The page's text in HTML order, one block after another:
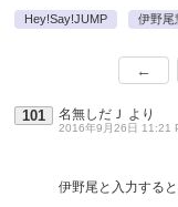
Hey!Say!JUMP 伊野尾
←
101 名無しだＪ より
2016年9月26日 11:21
伊野尾と入力する